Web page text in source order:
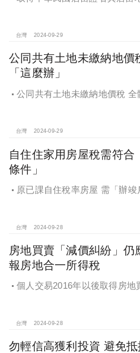
台灣 2024-09-29
公同共有土地未繳納地價
「這麼辦」
公同共有土地未繳納地價稅 全
台灣 2024-09-29
自住住家用房屋稅需符合
條件」
原已課自住稅率房屋 需「辦竣
台灣 2024-09-28
房地買賣「減價糾紛」仍
報房地合一所得稅
個人交易2016年以後取得房地
得稅
台灣 2024-09-28
勿輕信高獲利投資 避免抵